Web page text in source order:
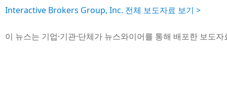
Interactive Brokers Group, Inc. 전체 보도자료 보기 >
이 뉴스는 기업·기관·단체가 뉴스와이어를 통해 배포한 보도